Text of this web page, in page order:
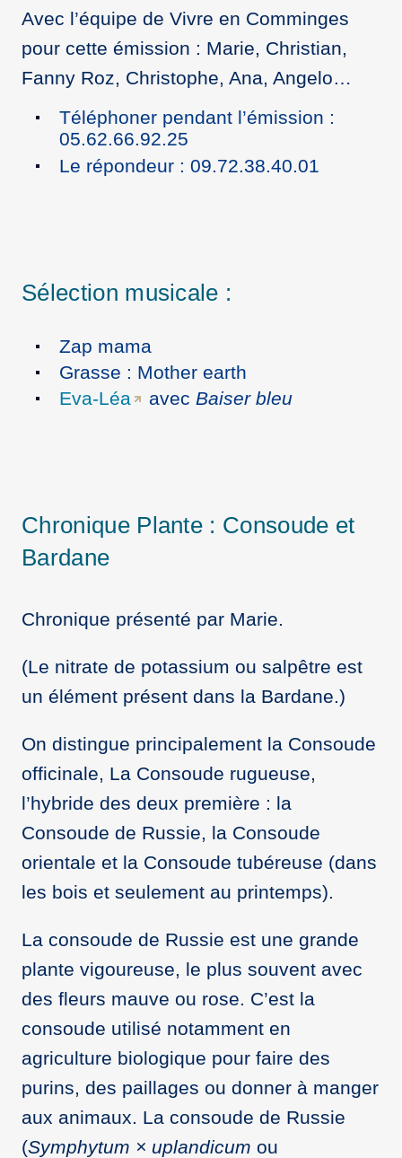
Avec l’équipe de Vivre en Comminges
pour cette émission : Marie, Christian,
Fanny Roz, Christophe, Ana, Angelo…
Téléphoner pendant l’émission :
05.62.66.92.25
Le répondeur : 09.72.38.40.01
Sélection musicale :
Zap mama
Grasse : Mother earth
Eva-Léa
avec Baiser bleu
Chronique Plante : Consoude et
Bardane
Chronique présenté par Marie.
(Le nitrate de potassium ou salpêtre est
un élément présent dans la Bardane.)
On distingue principalement la Consoude
officinale, La Consoude rugueuse,
l’hybride des deux première : la
Consoude de Russie, la Consoude
orientale et la Consoude tubéreuse (dans
les bois et seulement au printemps).
La consoude de Russie est une grande
plante vigoureuse, le plus souvent avec
des fleurs mauve ou rose. C’est la
consoude utilisé notamment en
agriculture biologique pour faire des
purins, des paillages ou donner à manger
aux animaux. La consoude de Russie
(Symphytum × uplandicum ou